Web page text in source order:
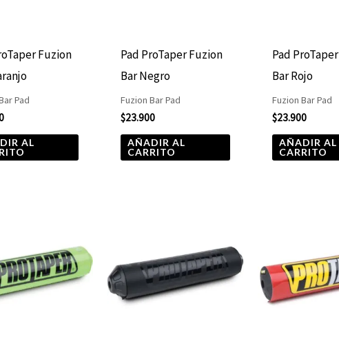
Fuzion
Pad
AL
Pad ProTaper Fuzion
Bar Negro
Fuzion Bar Pad
$23.900
AÑADIR AL
CARRITO
Pad
Bar Rojo
Fuzion Bar Pad
$23.900
AÑADIR AL
CARRITO